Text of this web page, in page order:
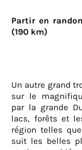
Partir en
(190 km)
Un autre grand
sur le
par la grande
lacs, forêts et
région telles
suit les belles